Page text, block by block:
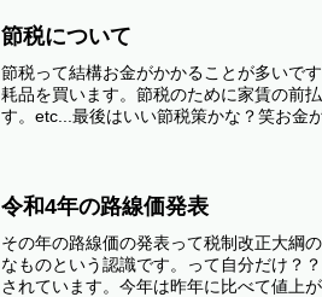
節税について
節税って結構お金がかかることが多いで
耗品を買います。節税のために家賃の前
す。etc...最後はいい節税策かな？笑お金
令和4年の路線価発表
その年の路線価の発表って税制改正大綱
なものという認識です。って自分だけ？
されています。今年は昨年に比べて値上